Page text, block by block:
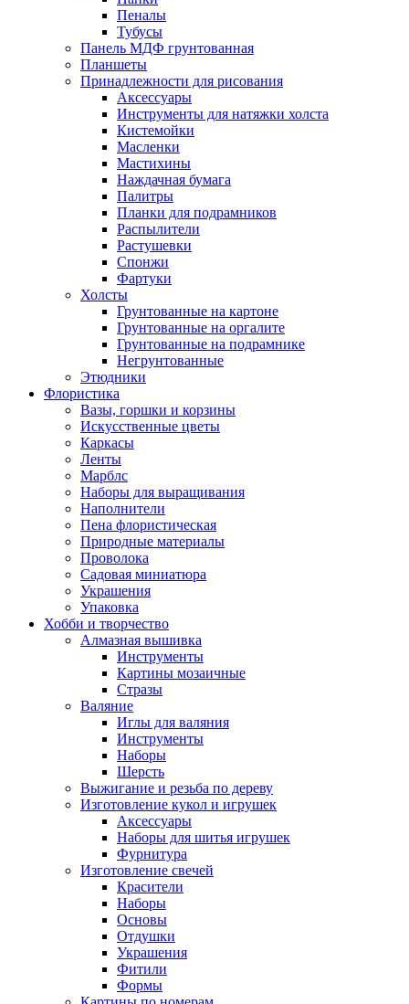
Пеналы
Тубусы
Панель МДФ грунтованная
Планшеты
Принадлежности для рисования
Аксессуары
Инструменты для натяжки холста
Кистемойки
Масленки
Мастихины
Наждачная бумага
Палитры
Планки для подрамников
Распылители
Растушевки
Спонжи
Фартуки
Холсты
Грунтованные на картоне
Грунтованные на оргалите
Грунтованные на подрамнике
Негрунтованные
Этюдники
Флористика
Вазы, горшки и корзины
Искусственные цветы
Каркасы
Ленты
Марблс
Наборы для выращивания
Наполнители
Пена флористическая
Природные материалы
Проволока
Садовая миниатюра
Украшения
Упаковка
Хобби и творчество
Алмазная вышивка
Инструменты
Картины мозаичные
Стразы
Валяние
Иглы для валяния
Инструменты
Наборы
Шерсть
Выжигание и резьба по дереву
Изготовление кукол и игрушек
Аксессуары
Наборы для шитья игрушек
Фурнитура
Изготовление свечей
Красители
Наборы
Основы
Отдушки
Украшения
Фитили
Формы